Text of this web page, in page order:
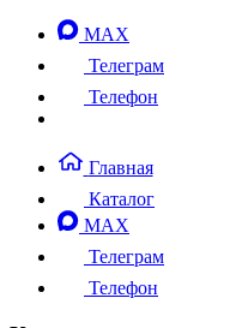
MAX
Телеграм
Телефон
Главная
Каталог
MAX
Телеграм
Телефон